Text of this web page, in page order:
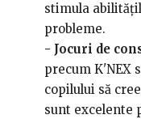
stimula
probleme.
- Jocuri de
precum K'NEX
copilului să
sunt excelente